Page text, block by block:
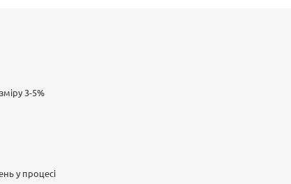
3-5%
у процесі